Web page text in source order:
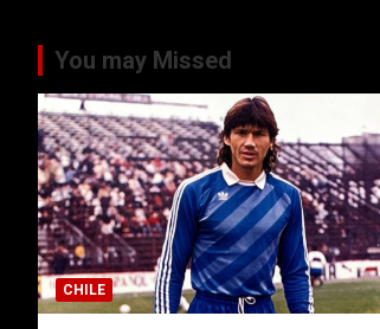
You may Missed
CHILE